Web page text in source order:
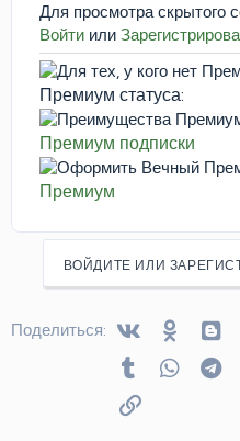
Для просмотра скрытого
Войти или
Премиум статуса:
Премиум подписки
Премиум
ВОЙДИТЕ ИЛИ
Поделиться: Vkontakte
Tumblr
Ссылка